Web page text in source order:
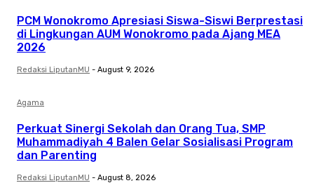
PCM Wonokromo Apresiasi Siswa-Siswi Berprestasi
di Lingkungan AUM Wonokromo pada Ajang MEA
2026
Redaksi LiputanMU - August 9, 2026
Agama
Perkuat Sinergi Sekolah dan Orang Tua, SMP
Muhammadiyah 4 Balen Gelar Sosialisasi Program
dan Parenting
Redaksi LiputanMU - August 8, 2026